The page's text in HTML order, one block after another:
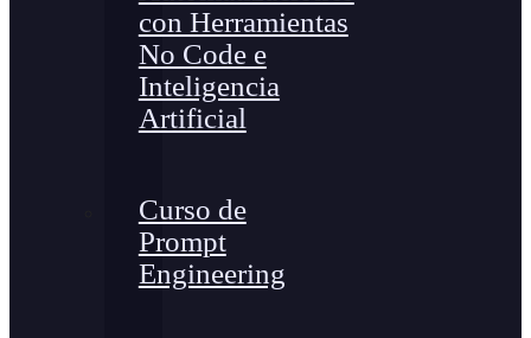
con Herramientas
No Code e
Inteligencia
Artificial
Curso de
Prompt
Engineering